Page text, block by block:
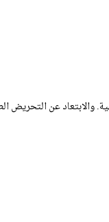
والابتعاد عن التحريض